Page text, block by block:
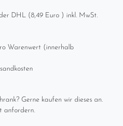
DHL (8,49 Euro ) inkl. MwSt.
Warenwert (innerhalb
Gerne kaufen wir dieses an.
anfordern.